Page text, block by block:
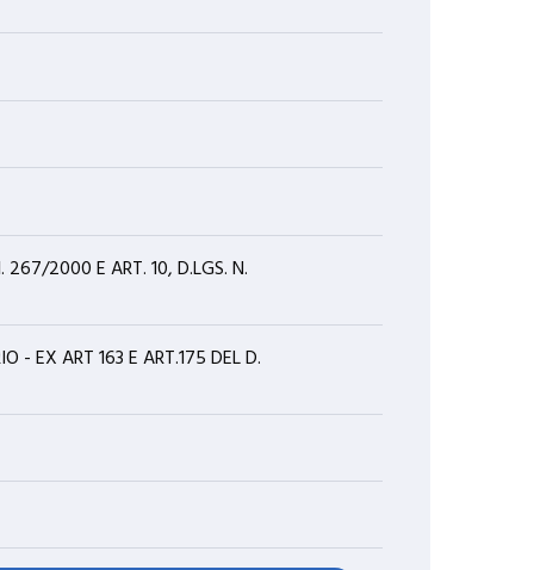
267/2000 E ART. 10, D.LGS. N.
- EX ART 163 E ART.175 DEL D.